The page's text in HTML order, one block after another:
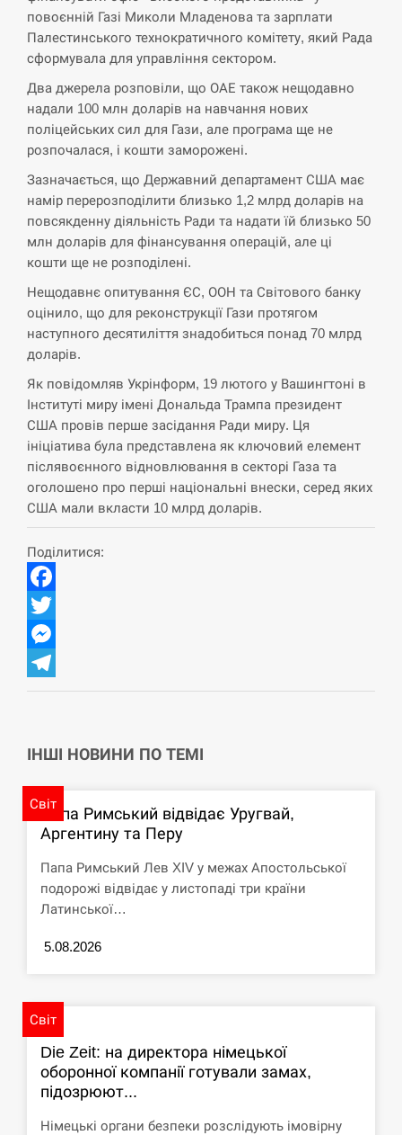
СЕРПЕНЬ
США обсуждают лицензии на Patriot для
Украины, несмотря на сомнения…
СЕРПЕНЬ
12:40
Латвія готова направити до 20 військових для
розблокування Ормузької протоки
СЕРПЕНЬ
Силы обороны поразили российскую
переправу, склады и другие важные объекты…
СЕРПЕНЬ
12:10
У США зафіксували рекордний спалах
циклоспорозу, захворіли понад 10 тисяч…
СЕРПЕНЬ
11:53
Под огнем “Эпицентр”, ROZETKA и “Новая
почта”: что известно об…
11:40
СЕРПЕНЬ
11:23
есть пострадавшие
повоєнній Газі Миколи Младенова та зарплати
Палестинського технократичного комітету, який Рада
сформувала для управління сектором.
Два джерела розповіли, що ОАЕ також нещодавно
надали 100 млн доларів на навчання нових
поліцейських сил для Гази, але програма ще не
розпочалася, і кошти заморожені.
Зазначається, що Державний департамент США має
намір перерозподілити близько 1,2 млрд доларів на
повсякденну діяльність Ради та надати їй близько 50
млн доларів для фінансування операцій, але ці
кошти ще не розподілені.
Нещодавнє опитування ЄС, ООН та Світового банку
оцінило, що для реконструкції Гази протягом
наступного десятиліття знадобиться понад 70 млрд
доларів.
Як повідомляв Укрінформ, 19 лютого у Вашингтоні в
Інституті миру імені Дональда Трампа президент
США провів перше засідання Ради миру. Ця
ініціатива була представлена як ключовий елемент
післявоєнного відновлювання в секторі Газа та
оголошено про перші національні внески, серед яких
США мали вкласти 10 млрд доларів.
Поділитися:
Facebook
Twitter
Messenger
Telegram
ІНШІ НОВИНИ ПО ТЕМІ
Світ
Папа Римський відвідає Уругвай,
Аргентину та Перу
Папа Римський Лев XIV у межах Апостольської
подорожі відвідає у листопаді три країни
Латинської…
5.08.2026
Світ
Die Zeit: на директора німецької
оборонної компанії готували замах,
підозрюют...
Німецькі органи безпеки розслідують імовірну